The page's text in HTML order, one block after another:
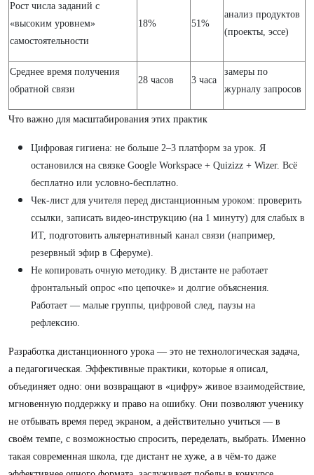
Рост числа заданий с
«высоким уровнем»
самостоятельности
18% 51%
анализ продуктов
(проекты, эссе)
Среднее время получения
обратной связи
28 часов 3 часа
замеры по
журналу запросов
Что важно для масштабирования этих практик
Цифровая гигиена: не больше 2–3 платформ за урок. Я
остановился на связке Google Workspace + Quizizz + Wizer. Всё
бесплатно или условно-бесплатно.
Чек-лист для учителя перед дистанционным уроком: проверить
ссылки, записать видео-инструкцию (на 1 минуту) для слабых в
ИТ, подготовить альтернативный канал связи (например,
резервный эфир в Сферуме).
Не копировать очную методику. В дистанте не работает
фронтальный опрос «по цепочке» и долгие объяснения.
Работает — малые группы, цифровой след, паузы на
рефлексию.
Разработка дистанционного урока — это не технологическая задача,
а педагогическая. Эффективные практики, которые я описал,
объединяет одно: они возвращают в «цифру» живое взаимодействие,
мгновенную поддержку и право на ошибку. Они позволяют ученику
не отбывать время перед экраном, а действительно учиться — в
своём темпе, с возможностью спросить, переделать, выбрать. Именно
такая современная школа, где дистант не хуже, а в чём-то даже